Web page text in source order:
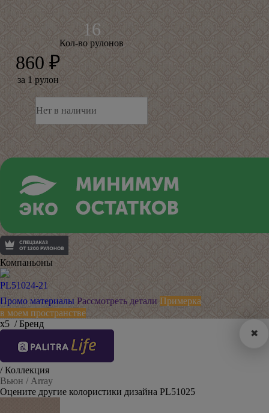
Кол-во рулонов
860 ₽
за 1 рулон
Нет в наличии
Компаньоны
PL51024-21
Промо материалы Рассмотреть детали Примерка
в моем пространстве
х5
✖
/ Бренд
/ Коллекция
Вьюн / Array
Оцените другие колористики дизайна PL51025